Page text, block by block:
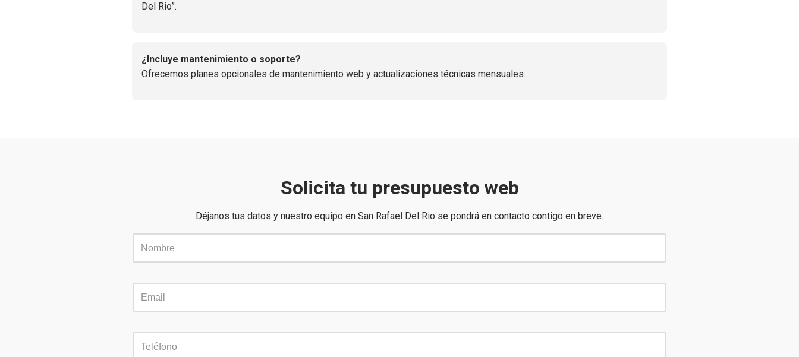
Del Rio”.
¿Incluye mantenimiento o soporte?
Ofrecemos planes opcionales de mantenimiento web y actualizaciones técnicas mensuales.
Solicita tu presupuesto web
Déjanos tus datos y nuestro equipo en San Rafael Del Rio se pondrá en contacto contigo en breve.